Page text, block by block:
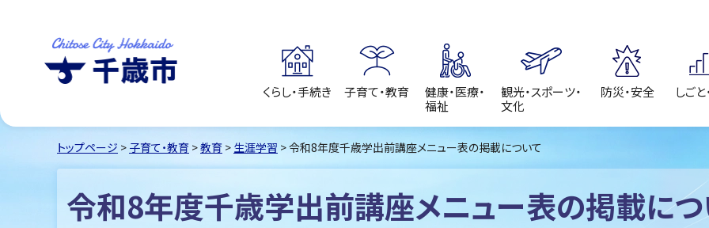
くらし・手続き 子育て・教育
健康・医療・
福祉
観光・スポーツ・
文化
防災・安全 しご
トップページ > 子育て・教育 >教育 > 生涯学習 > 令和8年度千歳学出前講座メニュー表の掲載について
令和8年度千歳学出前講座メニュー表の掲載につ